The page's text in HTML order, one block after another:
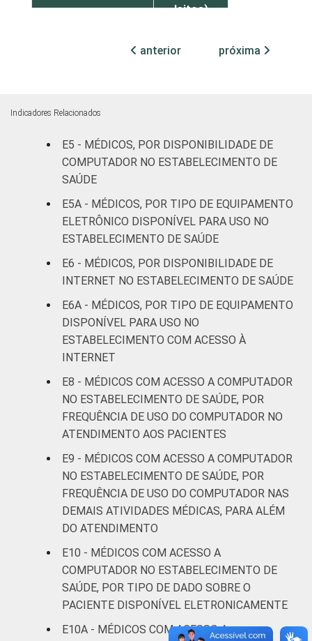
leitos)
anos
De 51
anos ou
mais
LOCALIZAÇÃO Capital 81
Estudos para o Desenvolvimento da
Sociedade da Informação (Cetic.br),
Pesquisa sobre o uso das tecnologias de
informação e comunicação nos
estabelecimentos de saúde brasileiros - TIC
Saúde 2017.
anterior próxima
Indicadores Relacionados
E5 - MÉDICOS, POR DISPONIBILIDADE DE
COMPUTADOR NO ESTABELECIMENTO DE
SAÚDE
E5A - MÉDICOS, POR TIPO DE EQUIPAMENTO
ELETRÔNICO DISPONÍVEL PARA USO NO
ESTABELECIMENTO DE SAÚDE
E6 - MÉDICOS, POR DISPONIBILIDADE DE
INTERNET NO ESTABELECIMENTO DE SAÚDE
E6A - MÉDICOS, POR TIPO DE EQUIPAMENTO
DISPONÍVEL PARA USO NO
ESTABELECIMENTO COM ACESSO À
INTERNET
E8 - MÉDICOS COM ACESSO A COMPUTADOR
NO ESTABELECIMENTO DE SAÚDE, POR
FREQUÊNCIA DE USO DO COMPUTADOR NO
ATENDIMENTO AOS PACIENTES
E9 - MÉDICOS COM ACESSO A COMPUTADOR
NO ESTABELECIMENTO DE SAÚDE, POR
FREQUÊNCIA DE USO DO COMPUTADOR NAS
DEMAIS ATIVIDADES MÉDICAS, PARA ALÉM
DO ATENDIMENTO
E10 - MÉDICOS COM ACESSO A
COMPUTADOR NO ESTABELECIMENTO DE
SAÚDE, POR TIPO DE DADO SOBRE O
PACIENTE DISPONÍVEL ELETRONICAMENTE
E10A - MÉDICOS COM ACESSO A